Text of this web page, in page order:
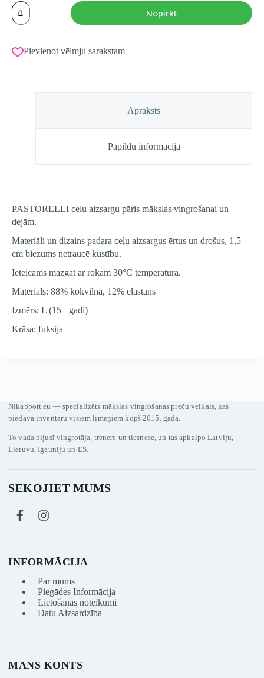
Ceļu
aizsargu
pāris
L,
Fuksija
Nopirkt
Pievienot vēlmju sarakstam
Apraksts
Papildu informācija
PASTORELLI ceļu aizsargu pāris mākslas vingrošanai un
dejām.
Materiāli un dizains padara ceļu aizsargus ērtus un drošus, 1,5
cm biezums netraucē kustību.
Ieteicams mazgāt ar rokām 30°C temperatūrā.
Materiāls: 88% kokvilna, 12% elastāns
Izmērs: L (15+ gadi)
Krāsa: fuksija
NikaSport.eu — specializēts mākslas vingrošanas preču veikals, kas
piedāvā inventāru visiem līmeņiem kopš 2015. gada.
To vada bijusī vingrotāja, trenere un tiesnese, un tas apkalpo Latviju,
Lietuvu, Igauniju un ES.
SEKOJIET MUMS
INFORMĀCIJA
Par mums
Piegādes Informācija
Lietošanas noteikumi
Datu Aizsardzība
MANS KONTS